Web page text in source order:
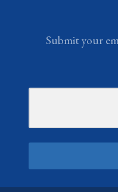
Submit your